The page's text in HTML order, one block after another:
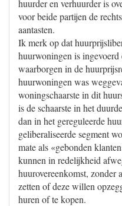
huurder en verhuurder is
voor beide partijen de
aantasten.
Ik merk op dat
huurwoningen is
waarborgen in de
huurwoningen was
woningschaarste in dit
is de schaarste in het
dan in het gereguleerde
geliberaliseerde segment
mate als «gebonden
kunnen in redelijkheid
huurovereenkomst, zonder
zetten of deze willen
huren of te kopen.